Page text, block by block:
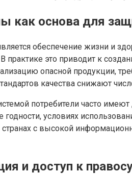
как основа для
обеспечение жизни и
практике это приводит к
опасной продукции,
качества снижают
потребители часто
условиях
с высокой
и доступ к